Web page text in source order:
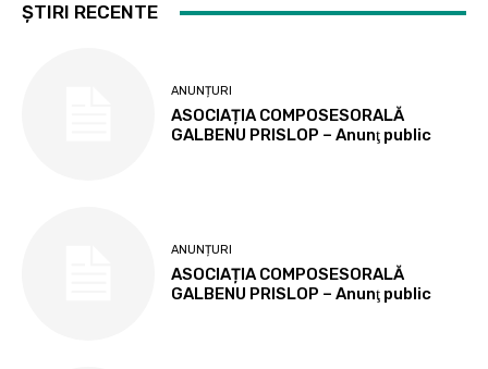
ȘTIRI RECENTE
ANUNȚURI
ASOCIAȚIA COMPOSESORALĂ
GALBENU PRISLOP – Anunţ public
ANUNȚURI
ASOCIAȚIA COMPOSESORALĂ
GALBENU PRISLOP – Anunţ public